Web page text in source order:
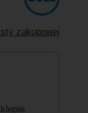
zakupowej